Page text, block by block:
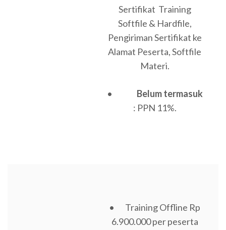
Sertifikat Training
Softfile & Hardfile,
Pengiriman Sertifikat ke
Alamat Peserta, Softfile
Materi.
• Belum termasuk
: PPN 11%.
• Training Offline Rp
6.900.000 per peserta